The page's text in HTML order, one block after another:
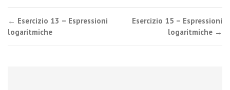
Post
navigation
← Esercizio 13 – Espressioni
logaritmiche
Esercizio 15 – Espressioni
logaritmiche →